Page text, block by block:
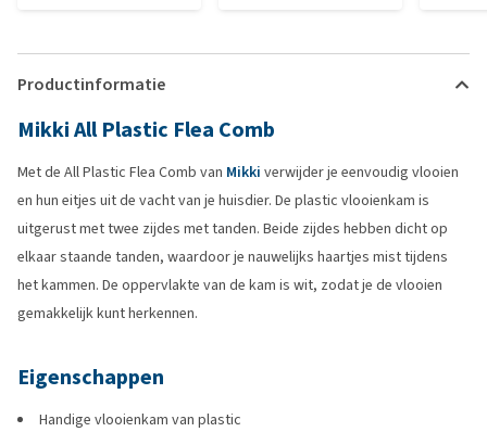
Productinformatie
Mikki All Plastic Flea Comb
Met de All Plastic Flea Comb van Mikki verwijder je eenvoudig vlooien
en hun eitjes uit de vacht van je huisdier. De plastic vlooienkam is
uitgerust met twee zijdes met tanden. Beide zijdes hebben dicht op
elkaar staande tanden, waardoor je nauwelijks haartjes mist tijdens
het kammen. De oppervlakte van de kam is wit, zodat je de vlooien
gemakkelijk kunt herkennen.
Eigenschappen
Handige vlooienkam van plastic